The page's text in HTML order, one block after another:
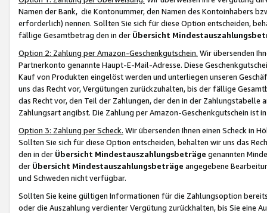
Namen der Bank, die Kontonummer, den Namen des Kontoinhabers
erforderlich) nennen. Sollten Sie sich für diese Option entscheiden,
fällige Gesamtbetrag den in der Übersicht
Option 2: Zahlung per Amazon-Geschenkgutschein. Wir übersenden
Partnerkonto genannte Haupt-E-Mail-Adresse. Diese
Kauf von Produkten eingelöst werden und unterliegen unseren
uns das Recht vor, Vergütungen zurückzuhalten, bis der fällige
das Recht vor, den Teil der Zahlungen, der den in der
Zahlungsart angibst. Die Zahlung per Amazon-Geschenkgutschein ist
Option 3: Zahlung per Scheck. Wir übersenden Ihnen einen Scheck in
Sollten Sie sich für diese Option entscheiden, behalten wir uns das
den in der Übersicht Mindestauszahlungsbeträge genannten
der Übersicht Mindestauszahlungsbeträge angegebene
und Schweden nicht verfügbar.
Sollten Sie keine gültigen Informationen für die Zahlungsoption
oder die Auszahlung verdienter Vergütung zurückhalten, bis Sie